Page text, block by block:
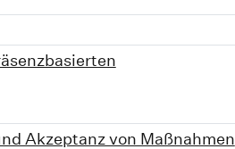
Akzeptanz von Maßnahmen